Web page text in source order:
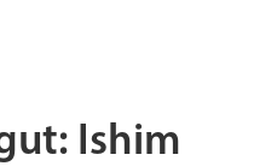
Ishim